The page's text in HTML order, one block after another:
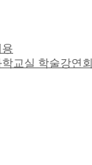
교실 학술강연